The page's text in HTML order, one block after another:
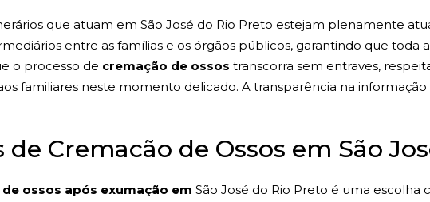
que atuam em São José do Rio Preto estejam plenamente
entre as famílias e os órgãos públicos, garantindo que toda
o processo de cremação de ossos transcorra sem entraves,
familiares neste momento delicado. A transparência na
de Cremacão de Ossos em São
ossos após exumação em São José do Rio Preto é uma escolha